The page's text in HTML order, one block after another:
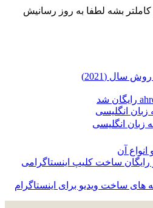
کاملتر بشه لطفا به روز رسانیش
سال (2021)
زبان انگلیسی
آن
ساخت ویدیو برای اینستاگرام